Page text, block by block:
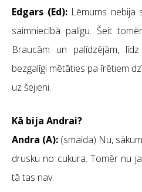
Edgars (Ed): Lēmums nebija
saimniecībā palīgu. Šeit
Braucām un palīdzējām,
bezgalīgi mētāties pa īrētiem
uz šejieni.
Kā bija Andrai?
Andra (A): (smaida) Nu,
drusku no cukura. Tomēr nu
tā tas nav.